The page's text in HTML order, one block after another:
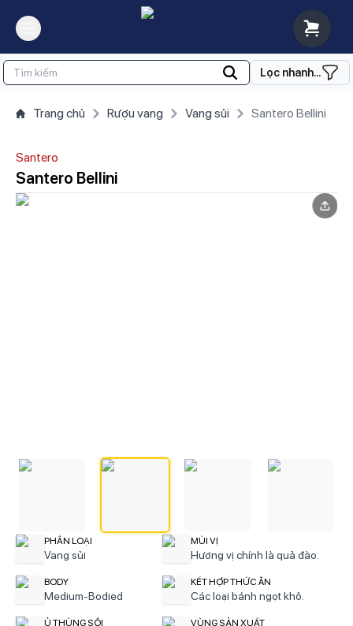
Lọc nhanh...
Trang chủ Rượu vang Vang sủi Santero Bellini
Santero
Santero Bellini
PHÂN LOẠI
Vang sủi
BODY
Medium-Bodied
Ủ THÙNG SỒI
MÙI VỊ
Hương vị chính là quả đào.
KẾT HỢP THỨC ĂN
Các loại bánh ngọt khô.
VÙNG SẢN XUẤT